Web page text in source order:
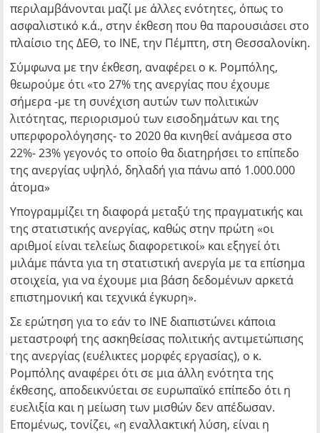
περιλαμβάνονται μαζί με άλλες ενότητες, όπως το
ασφαλιστικό κ.ά., στην έκθεση που θα παρουσιάσει στο
πλαίσιο της ΔΕΘ, το ΙΝΕ, την Πέμπτη, στη Θεσσαλονίκη.
Σύμφωνα με την έκθεση, αναφέρει ο κ. Ρομπόλης,
θεωρούμε ότι «το 27% της ανεργίας που έχουμε
σήμερα -με τη συνέχιση αυτών των πολιτικών
λιτότητας, περιορισμού των εισοδημάτων και της
υπερφορολόγησης- το 2020 θα κινηθεί ανάμεσα στο
22%- 23% γεγονός το οποίο θα διατηρήσει το επίπεδο
της ανεργίας υψηλό, δηλαδή για πάνω από 1.000.000
άτομα»
Υπογραμμίζει τη διαφορά μεταξύ της πραγματικής και
της στατιστικής ανεργίας, καθώς στην πρώτη «οι
αριθμοί είναι τελείως διαφορετικοί» και εξηγεί ότι
μιλάμε πάντα για τη στατιστική ανεργία με τα επίσημα
στοιχεία, για να έχουμε μια βάση δεδομένων αρκετά
επιστημονική και τεχνικά έγκυρη».
Σε ερώτηση για το εάν το ΙΝΕ διαπιστώνει κάποια
μεταστροφή της ασκηθείσας πολιτικής αντιμετώπισης
της ανεργίας (ευέλικτες μορφές εργασίας), ο κ.
Ρομπόλης αναφέρει ότι σε μια άλλη ενότητα της
έκθεσης, αποδεικνύεται σε ευρωπαϊκό επίπεδο ότι η
ευελιξία και η μείωση των μισθών δεν απέδωσαν.
Επομένως, τονίζει, «η εναλλακτική λύση, είναι η